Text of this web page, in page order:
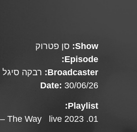
Show: סן פטרוק
Episode:
Broadcaster:
רבקה סיגל
Date: 30/06/26
Playlist:
01. Manchester Orchestra – The Way live 2023